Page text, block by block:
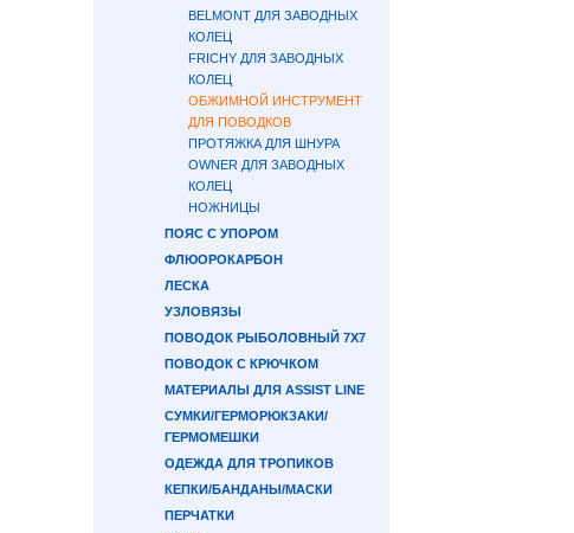
BELMONT ДЛЯ ЗАВОДНЫХ
КОЛЕЦ
FRICHY ДЛЯ ЗАВОДНЫХ
КОЛЕЦ
ОБЖИМНОЙ ИНСТРУМЕНТ
ДЛЯ ПОВОДКОВ
ПРОТЯЖКА ДЛЯ ШНУРА
OWNER ДЛЯ ЗАВОДНЫХ
КОЛЕЦ
НОЖНИЦЫ
ПОЯС С УПОРОМ
ФЛЮОРОКАРБОН
ЛЕСКА
УЗЛОВЯЗЫ
ПОВОДОК РЫБОЛОВНЫЙ 7Х7
ПОВОДОК С КРЮЧКОМ
МАТЕРИАЛЫ ДЛЯ ASSIST LINE
СУМКИ/ГЕРМОРЮКЗАКИ/
ГЕРМОМЕШКИ
ОДЕЖДА ДЛЯ ТРОПИКОВ
КЕПКИ/БАНДАНЫ/МАСКИ
ПЕРЧАТКИ